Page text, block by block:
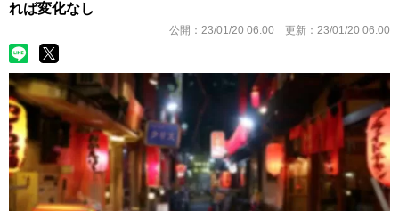
れば変化なし
公開： 23/01/20 06:00 更新： 23/01/20 06:00